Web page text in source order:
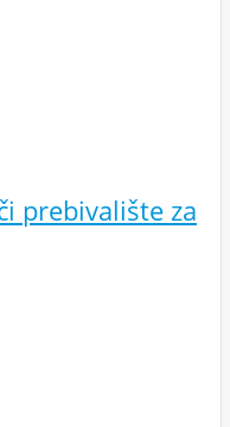
prebivalište za